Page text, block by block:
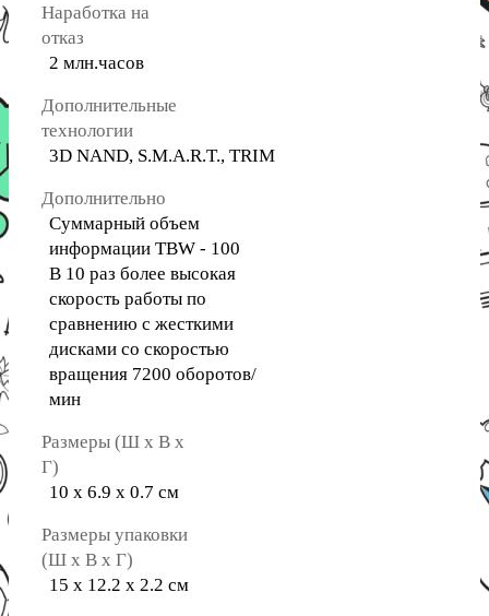
Наработка на
отказ
2 млн.часов
Дополнительные
технологии
3D NAND, S.M.A.R.T., TRIM
Дополнительно
Суммарный объем
информации TBW - 100
В 10 раз более высокая
скорость работы по
сравнению с жесткими
дисками со скоростью
вращения 7200 оборотов/
мин
Размеры (Ш х В х
Г)
10 х 6.9 х 0.7 см
Размеры упаковки
(Ш х В х Г)
15 х 12.2 х 2.2 см